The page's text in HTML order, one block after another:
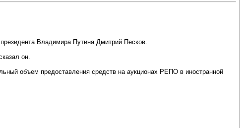
Владимира Путина Дмитрий Песков.
он.
объем предоставления средств на аукционах РЕПО в иностранной